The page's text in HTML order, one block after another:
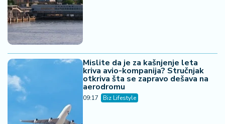
Mislite da je za kašnjenje leta
kriva avio-kompanija? Stručnjak
otkriva šta se zapravo dešava na
aerodromu
09:17 Biz Lifestyle